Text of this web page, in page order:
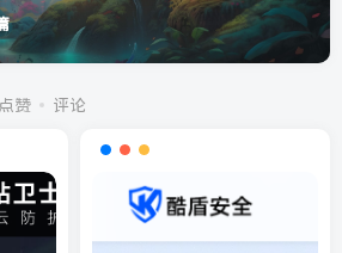
点赞 评论